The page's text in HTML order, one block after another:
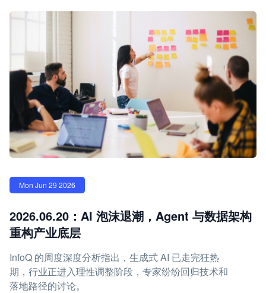
Mon Jun 29 2026
2026.06.20：AI 泡沫退潮，Agent 与数据架构
重构产业底层
InfoQ 的周度深度分析指出，生成式 AI 已走完狂热
期，行业正进入理性调整阶段，专家纷纷回归技术和
落地路径的讨论。